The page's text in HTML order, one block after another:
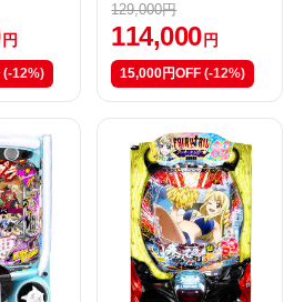
円
(-12%)
129,000円
114,000 円
15,000円OFF (-12%)